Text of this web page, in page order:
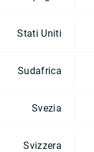
Stati Uniti
Sudafrica
Svezia
Svizzera